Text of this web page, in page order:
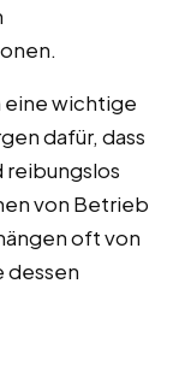
eine wichtige
dafür, dass
reibungslos
von Betrieb
oft von
dessen